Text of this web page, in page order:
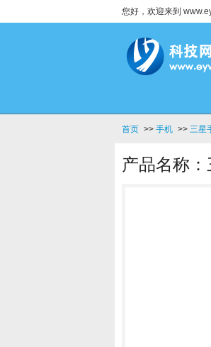
您好，欢迎来到
首页 >> 手机 >> 三星
产品名称：